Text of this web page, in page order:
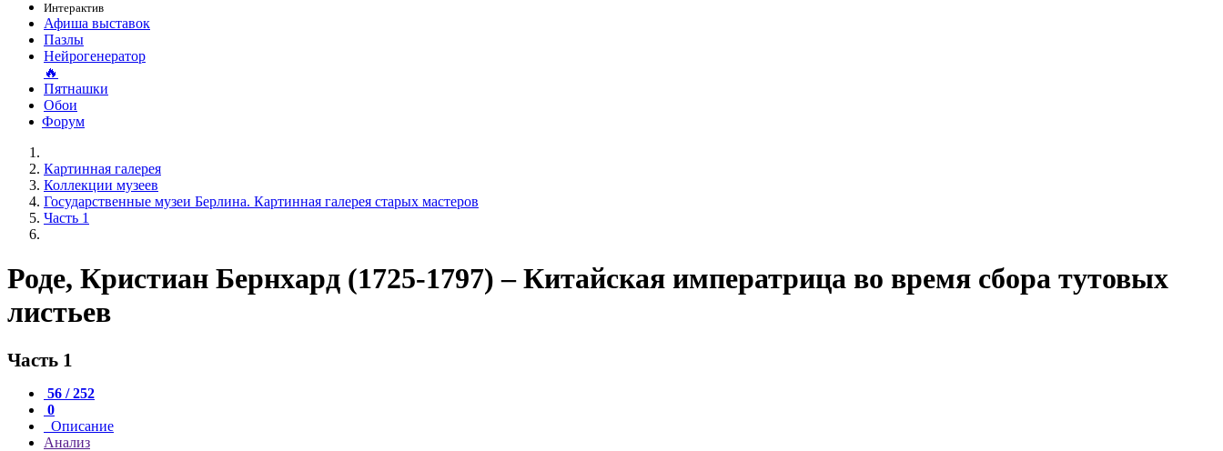
Интерактив
Афиша выставок
Пазлы
Нейрогенератор
🔥
Пятнашки
Обои
Форум
Картинная галерея
Коллекции музеев
Государственные музеи Берлина. Картинная галерея старых мастеров
Часть 1
Роде, Кристиан Бернхард (1725-1797) – Китайская императрица во время сбора тутовых
листьев
Часть 1
56 / 252
0
Описание
Анализ